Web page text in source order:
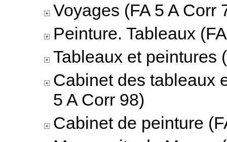
Voyages (FA 5 A Corr
Peinture. Tableaux
Tableaux et peintures
Cabinet des tableaux
5 A Corr 98)
Cabinet de peinture